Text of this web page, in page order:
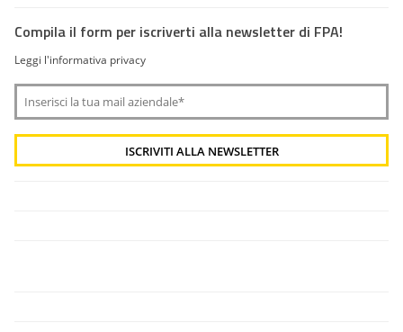
Compila il form per iscriverti alla newsletter di FPA!
Leggi l'informativa privacy